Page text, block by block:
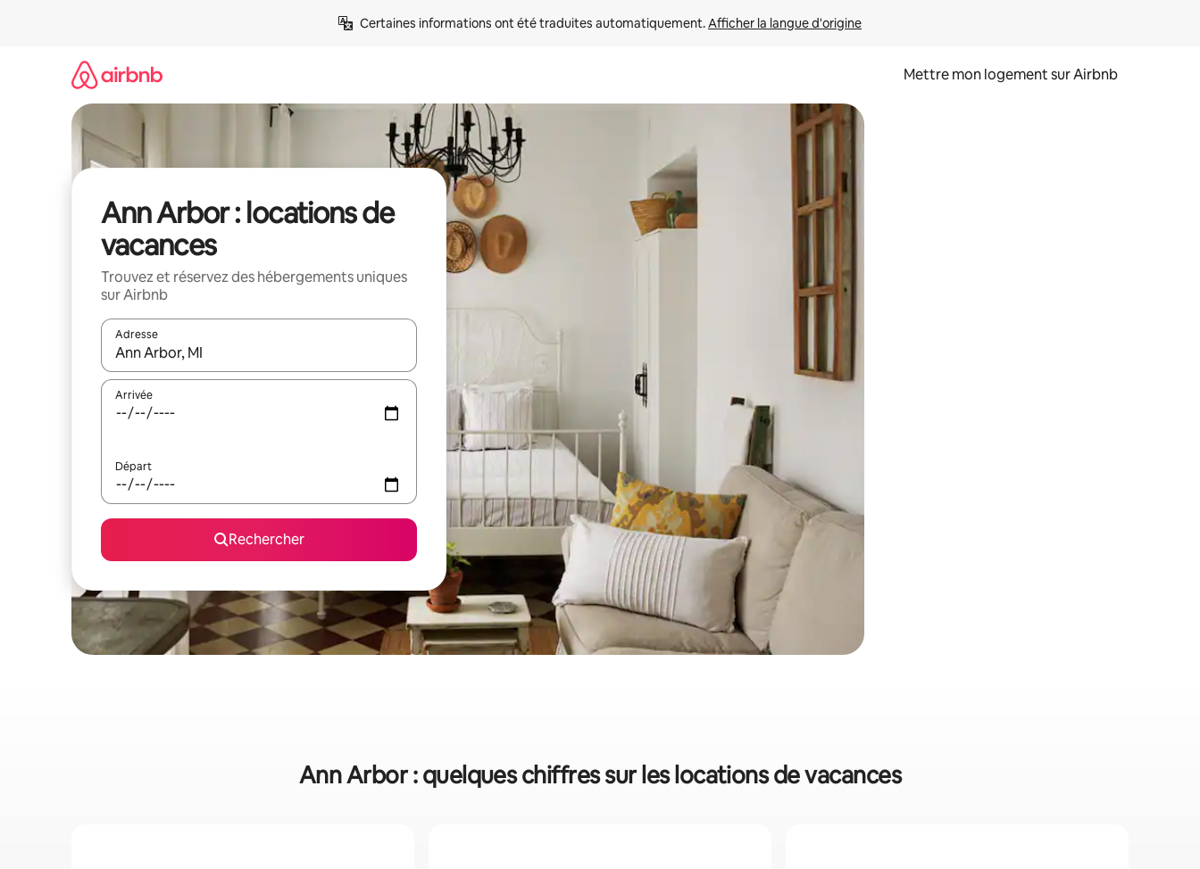
Certaines informations ont été traduites automatiquement. Afficher la langue d'origine
Mettre mon logement sur Airbnb
Ann Arbor : locations de
vacances
Trouvez et réservez des hébergements uniques
sur Airbnb
Adresse
Lorsque les résultats s'affichent, utilisez les flèches vers le haut et vers le bas pour les parcourir ou en appuyant et en faisant glisser.
Arrivée
Départ
Rechercher
Ann Arbor : quelques chiffres sur les locations de vacances